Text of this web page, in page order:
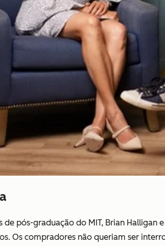
de pós-graduação do MIT, Brian
Os compradores não queriam ser